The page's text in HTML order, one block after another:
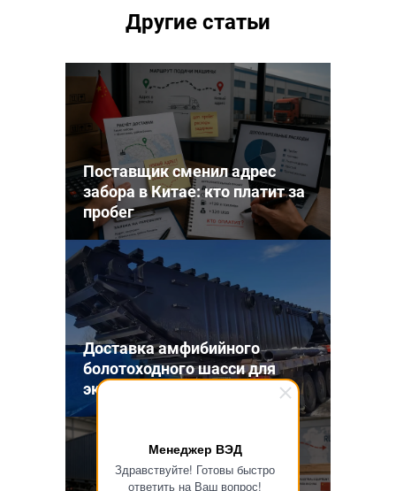
Менеджер ВЭД
Здравствуйте! Готовы быстро
ответить на Ваш вопрос!
Другие статьи
Поставщик сменил адрес
забора в Китае: кто платит за
пробег
Доставка амфибийного
болотоходного шасси для
экскаватора из Китая